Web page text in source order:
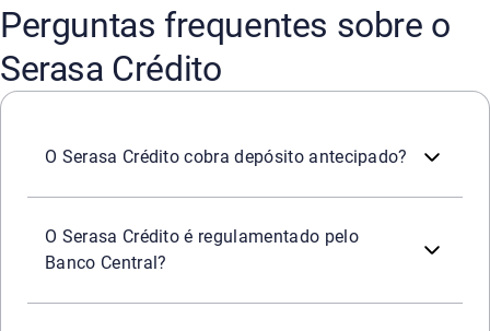
Perguntas frequentes sobre o
Serasa Crédito
O Serasa Crédito cobra depósito antecipado?
O Serasa Crédito é regulamentado pelo
Banco Central?